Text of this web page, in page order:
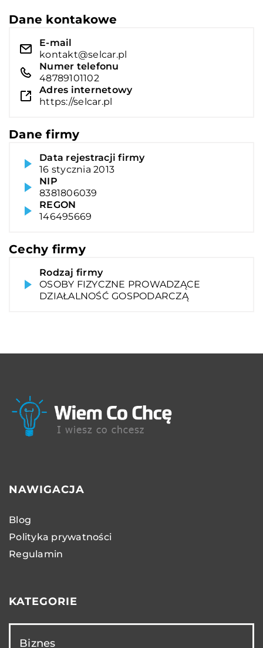
Dane kontakowe
E-mail
kontakt@selcar.pl
Numer telefonu
48789101102
Adres internetowy
https://selcar.pl
Dane firmy
Data rejestracji firmy
16 stycznia 2013
NIP
8381806039
REGON
146495669
Cechy firmy
Rodzaj firmy
OSOBY FIZYCZNE PROWADZĄCE
DZIAŁALNOŚĆ GOSPODARCZĄ
NAWIGACJA
Blog
Polityka prywatności
Regulamin
KATEGORIE
Biznes